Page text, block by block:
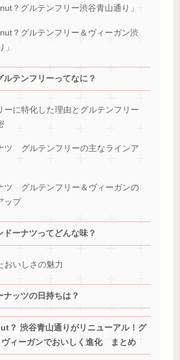
？グルテンフリー渋谷青山通り」
？グルテンフリー＆ヴィーガン渋
」
ルテンフリーってなに？
ーに特化した理由とグルテンフリー
ツ グルテンフリーの主なラインア
ツ グルテンフリー＆ヴィーガンの
ップ
ドーナツってどんな味？
おいしさの魅力
ナッツの日持ちは？
？ 渋谷青山通りがリニューアル！グ
ヴィーガンでおいしく進化 まとめ